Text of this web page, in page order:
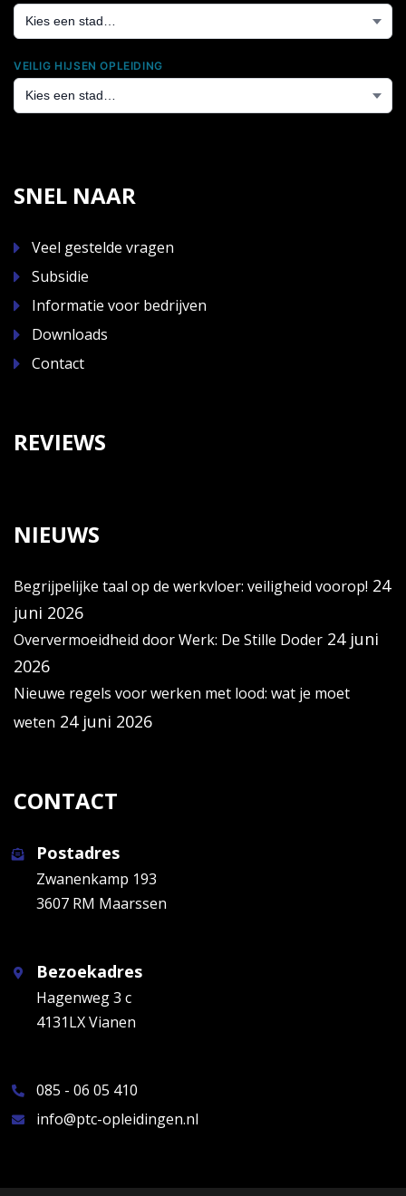
VEILIG HIJSEN OPLEIDING
SNEL NAAR
Veel gestelde vragen
Subsidie
Informatie voor bedrijven
Downloads
Contact
REVIEWS
NIEUWS
Begrijpelijke taal op de werkvloer: veiligheid voorop! 24
juni 2026
Oververmoeidheid door Werk: De Stille Doder 24 juni
2026
Nieuwe regels voor werken met lood: wat je moet
weten 24 juni 2026
CONTACT
Postadres
Zwanenkamp 193
3607 RM Maarssen
Bezoekadres
Hagenweg 3 c
4131LX Vianen
085 - 06 05 410
info@ptc-opleidingen.nl